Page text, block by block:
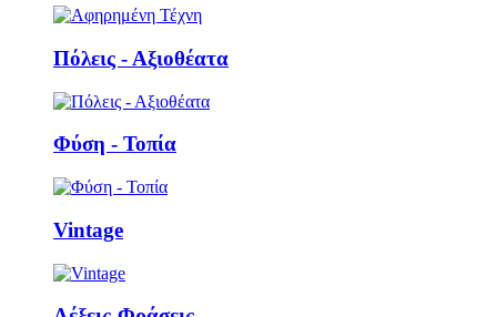
Πόλεις - Αξιοθέατα
Φύση - Τοπία
Vintage